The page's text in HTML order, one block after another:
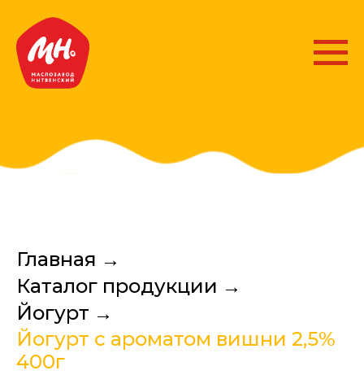
Главная →
Каталог продукции →
Йогурт →
Йогурт с ароматом вишни 2,5%
400г